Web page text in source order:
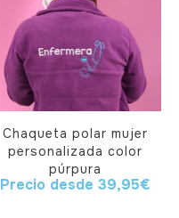
Chaqueta polar mujer
personalizada color
púrpura
Precio desde 39,95€